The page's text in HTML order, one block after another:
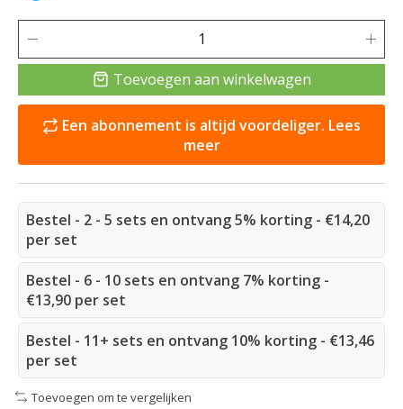
Toevoegen aan winkelwagen
Een abonnement is altijd voordeliger. Lees
meer
Bestel - 2 - 5 sets en ontvang 5% korting - €14,20
per set
Bestel - 6 - 10 sets en ontvang 7% korting -
€13,90 per set
Bestel - 11+ sets en ontvang 10% korting - €13,46
per set
Toevoegen om te vergelijken